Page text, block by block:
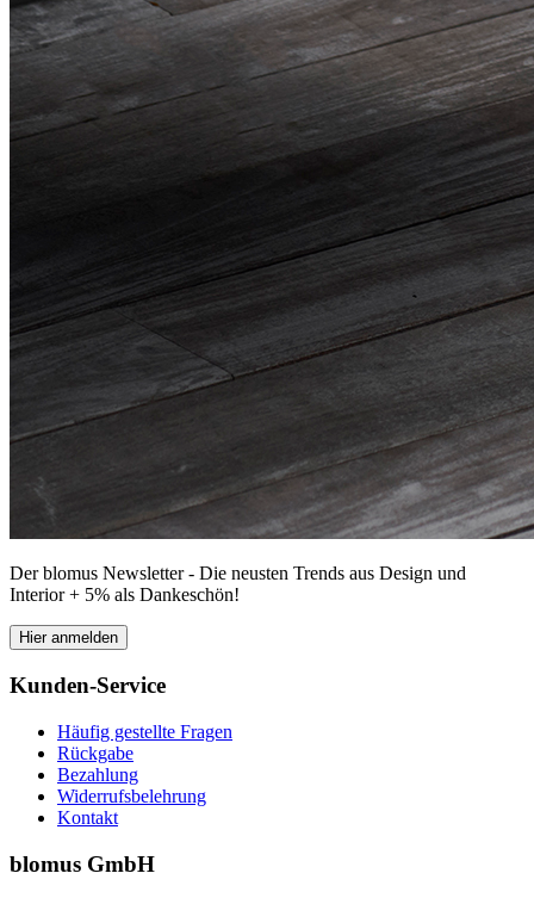
Der blomus Newsletter - Die neusten Trends aus Design und
Interior + 5% als Dankeschön!
Hier anmelden
Kunden-Service
Häufig gestellte Fragen
Rückgabe
Bezahlung
Widerrufsbelehrung
Kontakt
blomus GmbH